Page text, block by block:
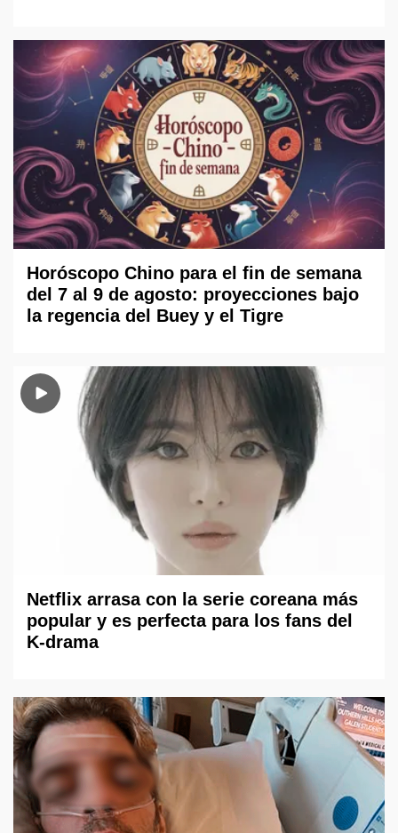
Horóscopo Chino para el fin de semana
del 7 al 9 de agosto: proyecciones bajo
la regencia del Buey y el Tigre
Netflix arrasa con la serie coreana más
popular y es perfecta para los fans del
K-drama